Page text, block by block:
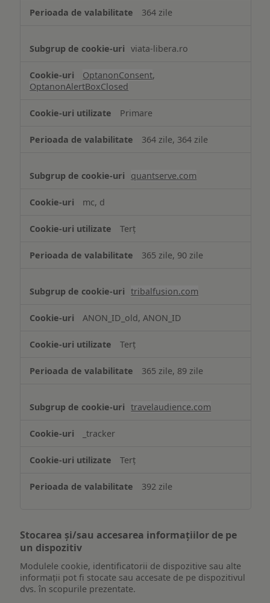
364 zile
viata-libera.ro
OptanonConsent,
OptanonAlertBoxClosed
Primare
364 zile, 364 zile
quantserve.com
mc, d
Terț
365 zile, 90 zile
tribalfusion.com
ANON_ID_old, ANON_ID
Terț
365 zile, 89 zile
travelaudience.com
_tracker
Terț
392 zile
Stocarea și/sau accesarea informațiilor de pe
un dispozitiv
Modulele cookie, identificatorii de dispozitive sau alte
informații pot fi stocate sau accesate de pe dispozitivul
dvs. în scopurile prezentate.